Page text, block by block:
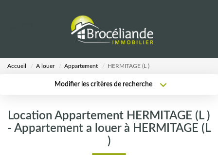
AGENCE
Accueil A louer Appartement HERMITAGE (L )
Modifier les critères de recherche
Sélectionnez...
Type de bien
Surface min
Location Appartement HERMITAGE (L )
- Appartement a louer à HERMITAGE (L
)